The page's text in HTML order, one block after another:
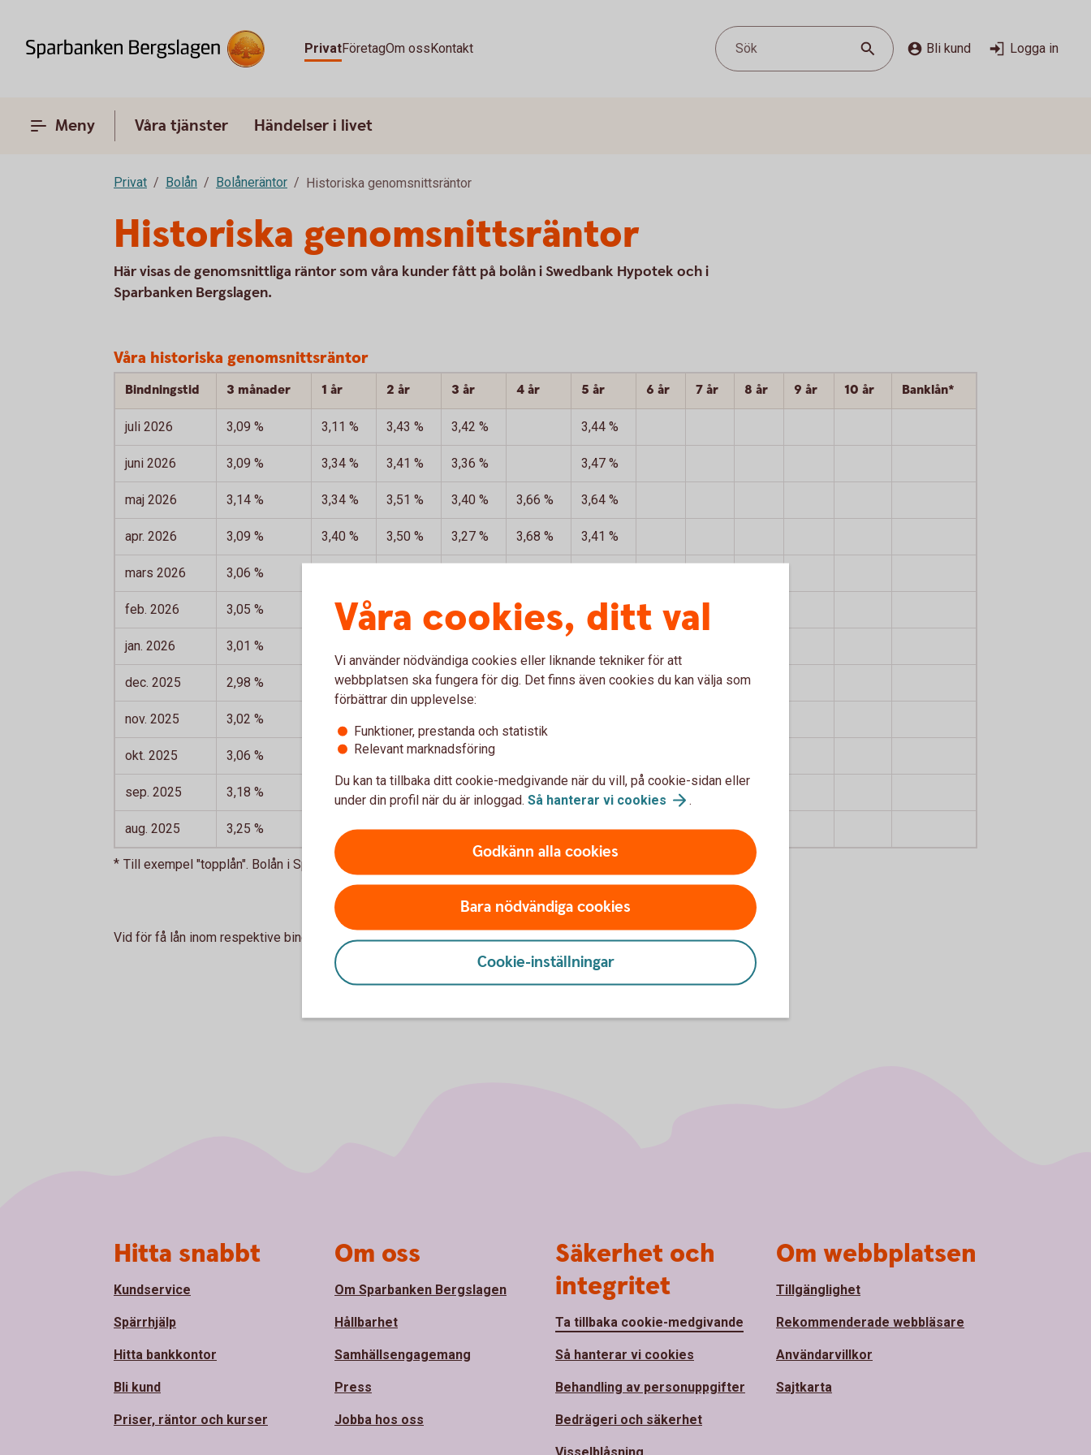
PrivatFöretagOm ossKontakt Sök Bli kund Logga in
Meny Våra tjänster Händelser i livet
Privat Bolån Bolåneräntor Historiska genomsnittsräntor
Historiska genomsnittsräntor
Här visas de genomsnittliga räntor som våra kunder fått på bolån i Swedbank Hypotek och i
Sparbanken Bergslagen.
Våra historiska genomsnittsräntor
Bindningstid 3 månader 1 år 2 år 3 år 4 år 5 år 6 år 7 år 8 år 9 år 10 år Banklån*
juli 2026 3,09 % 3,11 % 3,43 % 3,42 % 3,44 %
juni 2026 3,09 % 3,34 % 3,41 % 3,36 % 3,47 %
maj 2026 3,14 % 3,34 % 3,51 % 3,40 % 3,66 % 3,64 %
apr. 2026 3,09 % 3,40 % 3,50 % 3,27 % 3,68 % 3,41 %
mars 2026 3,06 %
feb. 2026 3,05 % 3,06 % 3,19 % 3,23 % 3,47 %
jan. 2026 3,01 %
dec. 2025 2,98 % 3,06 % 3,21 % 3,06 % 3,28 %
nov. 2025 3,02 %
okt. 2025 3,06 % 3,16 % 3,16 % 3,12 %
sep. 2025 3,18 % 3,20 % 3,26 % 3,25 % 3,54 % 3,63 %
aug. 2025 3,25 % 3,13 % 3,12 % 3,32 % 3,46 % 3,55 %
Till exempel "topplån". Bolån i Sparbanken Bergslagen, inte i Swedbank Hypotek.
Visa fler
Vid för få lån inom respektive bindningstid redovisas ingen genomsnittsränta.
Våra cookies, ditt val
Vi använder nödvändiga cookies eller liknande tekniker för att
webbplatsen ska fungera för dig. Det finns även cookies du kan välja som
förbättrar din upplevelse:
Funktioner, prestanda och statistik
Relevant marknadsföring
Du kan ta tillbaka ditt cookie-medgivande när du vill, på cookie-sidan eller
under din profil när du är inloggad. Så hanterar vi cookies .
Godkänn alla cookies
Bara nödvändiga cookies
Cookie-inställningar
Hitta snabbt
Kundservice
Spärrhjälp
Hitta bankkontor
Bli kund
Priser, räntor och kurser
Om oss
Om Sparbanken Bergslagen
Hållbarhet
Samhällsengagemang
Press
Jobba hos oss
Säkerhet och
integritet
Ta tillbaka cookie-medgivande
Så hanterar vi cookies
Behandling av personuppgifter
Bedrägeri och säkerhet
Om webbplatsen
Tillgänglighet
Rekommenderade webbläsare
Användarvillkor
Sajtkarta